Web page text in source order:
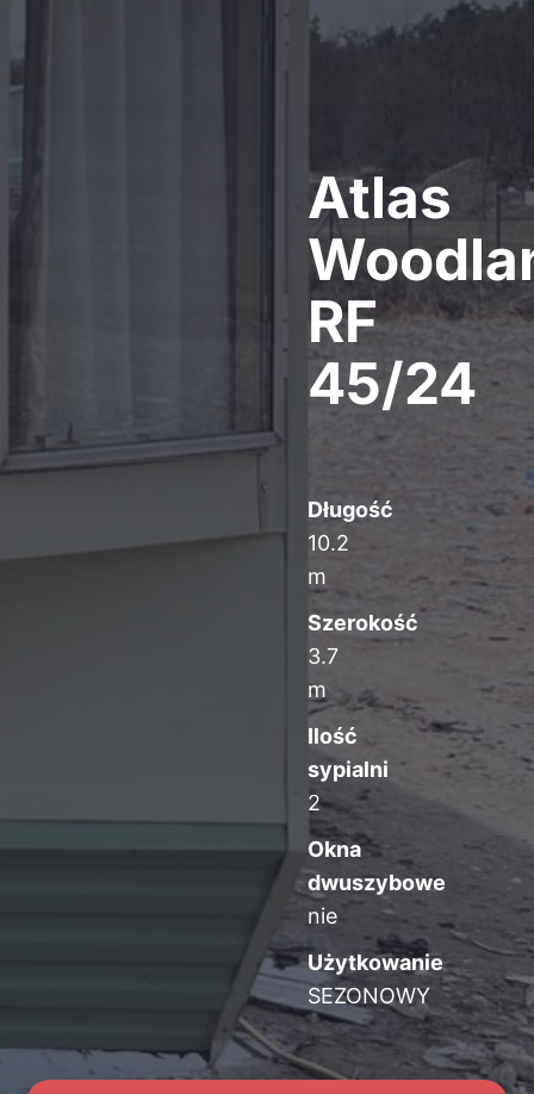
Atlas
RF
45/24
Długość
10.2
m
Szerokość
3.7
m
Ilość
sypialni
2
Okna
dwuszybowe
nie
Użytkowanie
SEZONOWY